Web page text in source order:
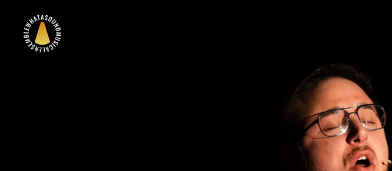
Hauptinhalt
springen